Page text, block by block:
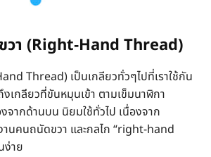
วา (Right‑Hand Thread)
Thread) เป็นเกลียวทั่วๆไปที่เราใช้กัน
เกลียวที่ขันหมุนเข้า ตามเข็มนาฬิกา
จากด้านบน นิยมใช้ทั่วไป เนื่องจาก
นคนถนัดขวา และกลไก “right-hand
ง่าย